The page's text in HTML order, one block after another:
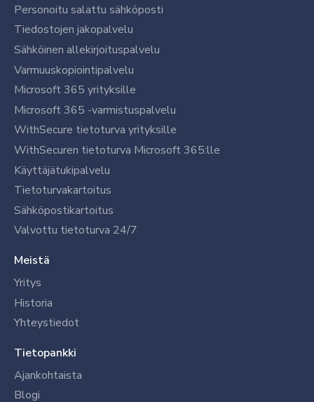
Personoitu salattu sähköposti
Tiedostojen jakopalvelu
Sähköinen allekirjoituspalvelu
Varmuuskopiointipalvelu
Microsoft 365 yrityksille
Microsoft 365 -varmistuspalvelu
WithSecure tietoturva yrityksille
WithSecuren tietoturva Microsoft 365:lle
Käyttäjätukipalvelu
Tietoturvakartoitus
Sähköpostikartoitus
Valvottu tietoturva 24/7
Meistä
Yritys
Historia
Yhteystiedot
Tietopankki
Ajankohtaista
Blogi